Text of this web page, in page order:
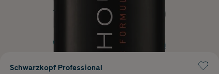
Schwarzkopf Professional